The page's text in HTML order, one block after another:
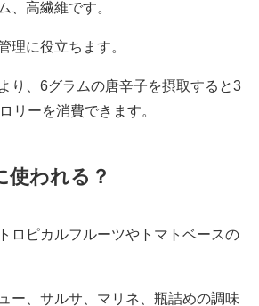
、高繊維です。
理に役立ちます。
り、6グラムの唐辛子を摂取すると3
リーを消費できます。
使われる？
ロピカルフルーツやトマトベースの
ー、サルサ、マリネ、瓶詰めの調味